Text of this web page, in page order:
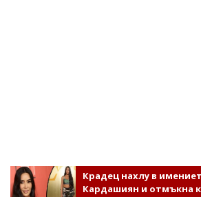
Крадец нахлу в
Кардашиян и отмъкна